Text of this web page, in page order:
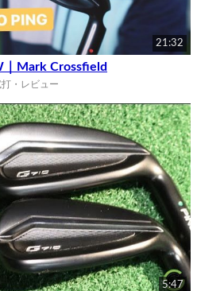
21:32
｜Mark Crossfield
・レビュー
5:47